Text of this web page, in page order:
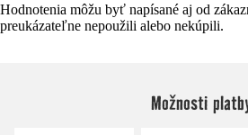
Hodnotenia môžu byť napísané aj od
preukázateľne nepoužili alebo nekúpili.
Možnosti